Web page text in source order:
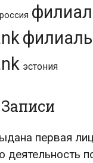
россия филиал
эстония
первая
деятельность